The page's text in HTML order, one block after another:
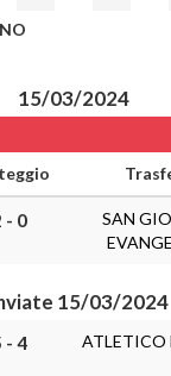
15/03/2024
- 0
SAN
15/03/2024
- 4 ATLETICO